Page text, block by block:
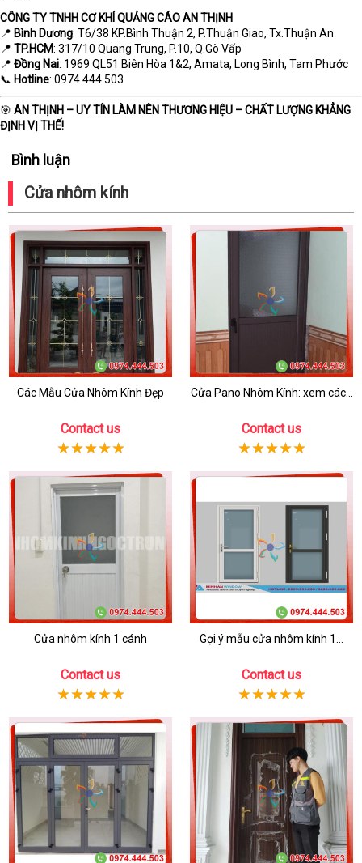
CÔNG TY TNHH CƠ KHÍ QUẢNG CÁO AN THỊNH
📍 Bình Dương: T6/38 KP.Bình Thuận 2, P.Thuận Giao, Tx.Thuận An
📍 TP.HCM: 317/10 Quang Trung, P.10, Q.Gò Vấp
📍 Đồng Nai: 1969 QL51 Biên Hòa 1&2, Amata, Long Bình, Tam Phước
📞 Hotline: 0974 444 503
🎯 AN THỊNH – UY TÍN LÀM NÊN THƯƠNG HIỆU – CHẤT LƯỢNG KHẲNG
ĐỊNH VỊ THẾ!
Bình luận
Cửa nhôm kính
Các Mẫu Cửa Nhôm Kính Đẹp
Contact us
Cửa Pano Nhôm Kính: xem các...
Contact us
Cửa nhôm kính 1 cánh
Contact us
Gợi ý mẫu cửa nhôm kính 1...
Contact us